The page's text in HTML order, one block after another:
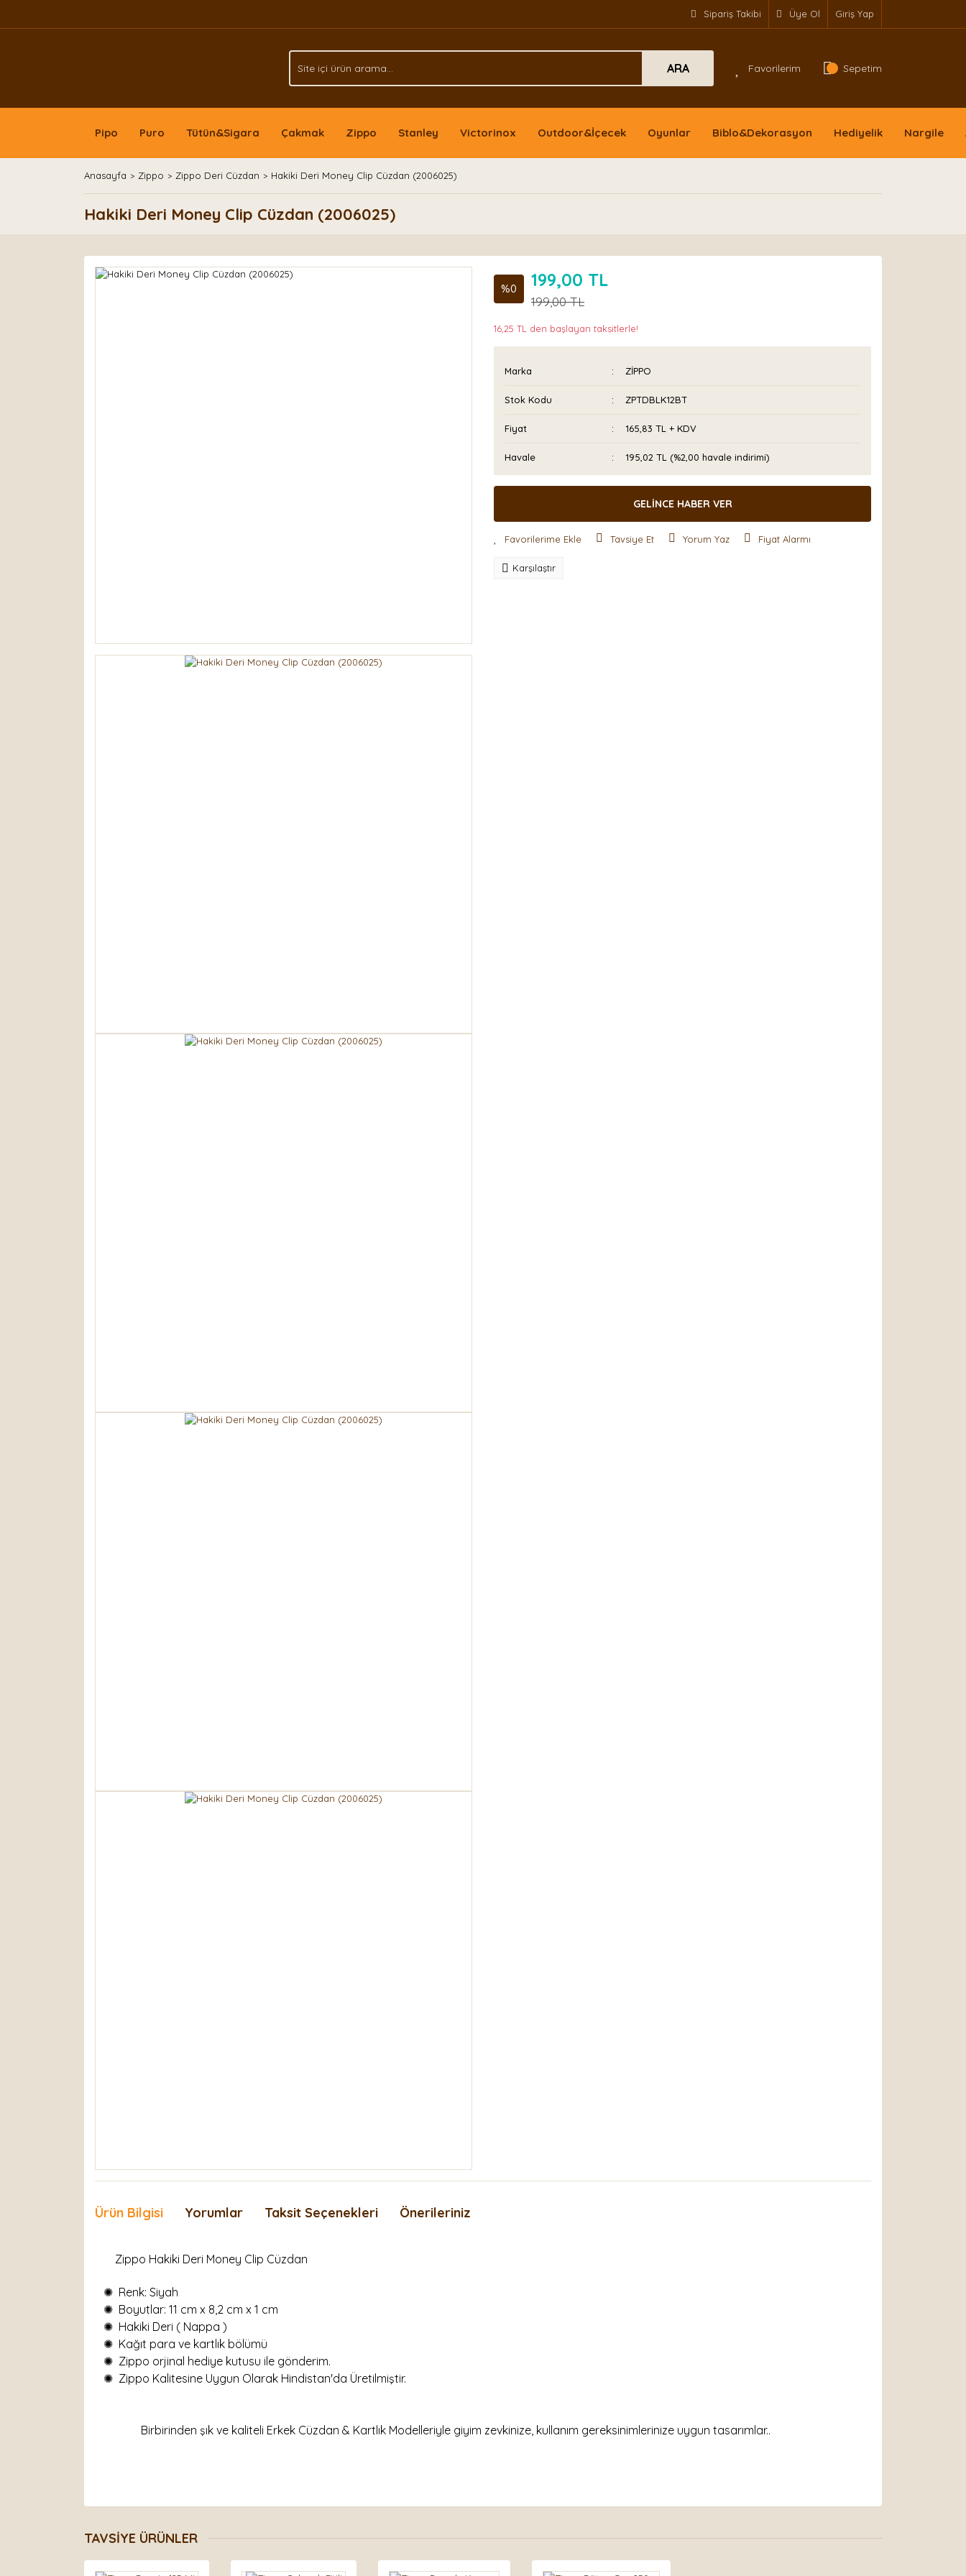
Sipariş Takibi Üye Ol Giriş Yap
ARA Favorilerim Sepetim
Pipo Puro Tütün&Sigara Çakmak Zippo Stanley Victorinox Outdoor&İçecek Oyunlar Biblo&Dekorasyon Hediyelik Nargile
Anasayfa Zippo Zippo Deri Cüzdan Hakiki Deri Money Clip Cüzdan (2006025)
Hakiki Deri Money Clip Cüzdan (2006025)
%0 199,00 TL
199,00 TL
16,25 TL den başlayan taksitlerle!
Marka ZİPPO
Stok Kodu ZPTDBLK12BT
Fiyat 165,83 TL + KDV
Havale 195,02 TL (%2,00 havale indirimi)
GELİNCE HABER VER
Tavsiye Et Yorum Yaz Fiyat Alarmı
Karşılaştır
Ürün Bilgisi Yorumlar Taksit Seçenekleri Önerileriniz
Zippo Hakiki Deri Money Clip Cüzdan
✺ Renk: Siyah
✺ Boyutlar: 11 cm x 8,2 cm x 1 cm
✺ Hakiki Deri ( Nappa )
✺ Kağıt para ve kartlık bölümü
✺ Zippo orjinal hediye kutusu ile gönderim.
✺ Zippo Kalitesine Uygun Olarak Hindistan'da Üretilmiştir.
Birbirinden şık ve kaliteli Erkek Cüzdan & Kartlık Modelleriyle giyim zevkinize, kullanım gereksinimlerinize uygun tasarımlar..
Ürün açıklamasında eksik bilgiler bulunuyor.
TAVSİYE ÜRÜNLER